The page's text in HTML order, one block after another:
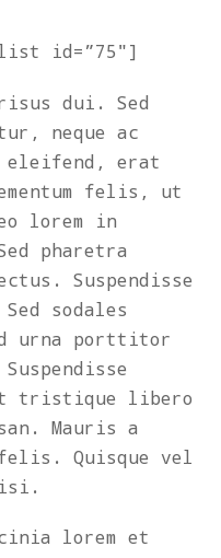
id=”75″]
dui. Sed
neque ac
eleifend, erat
felis, ut
lorem in
pharetra
Suspendisse
sodales
urna porttitor
tristique libero
Mauris a
Quisque vel
lorem et